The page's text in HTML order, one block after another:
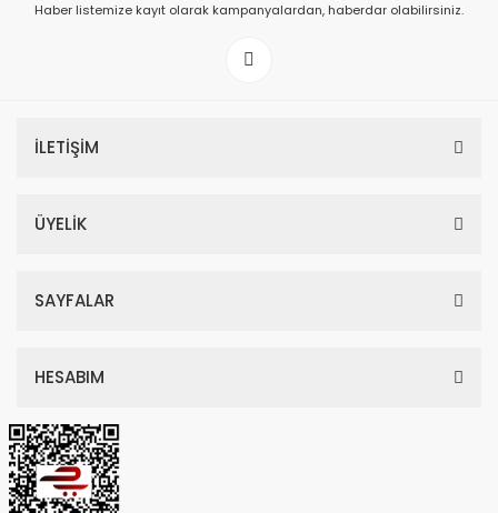
199,00 TL
Haber listemize kayıt olarak kampanyalardan, haberdar olabilirsiniz.
İLETİŞİM
ÜYELİK
SAYFALAR
HESABIM